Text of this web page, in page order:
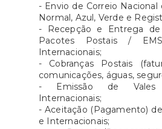
- Envio de Correio
Normal, Azul, Verde e
- Recepção e Entrega
Pacotes Postais /
Internacionais;
- Cobranças Postais
comunicações, águas,
- Emissão de Vales
Internacionais;
- Aceitação (Pagamento)
e Internacionais;